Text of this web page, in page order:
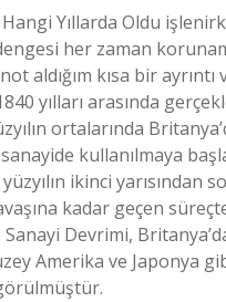
Yıllarda Oldu
her zaman
aldığım kısa bir ayrıntı
yılları arasında
ortalarında
kullanılmaya
ikinci yarısından
kadar geçen
Devrimi,
Amerika ve Japonya